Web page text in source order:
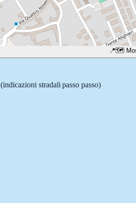
📍🗺️
(indicazioni stradali passo passo)